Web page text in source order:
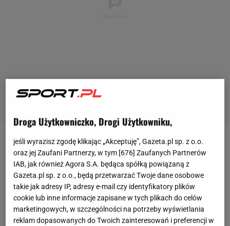
Gola nie strzelił, ale nie zawiódł. Oddał groźny strzał
z woleja, a jego pressing wymusił błąd defensywy
Milanu, po którymGenoastrzeliła jedynego gola. Tak
w skrócie można opisaćgrę Krzysztofa Piątka w
meczu z Milanem
. Innego zdania są włoscy
dziennikarze, którzy skrytykowali Polaka po
Droga Użytkowniczko, Drogi Użytkowniku,
jeśli wyrazisz zgodę klikając „Akceptuję”, Gazeta.pl sp. z o.o.
oraz jej Zaufani Partnerzy, w tym [676] Zaufanych Partnerów
IAB, jak również Agora S.A. będąca spółką powiązaną z
Gazeta.pl sp. z o.o., będą przetwarzać Twoje dane osobowe
takie jak adresy IP, adresy e-mail czy identyfikatory plików
cookie lub inne informacje zapisane w tych plikach do celów
marketingowych, w szczególności na potrzeby wyświetlania
reklam dopasowanych do Twoich zainteresowań i preferencji w